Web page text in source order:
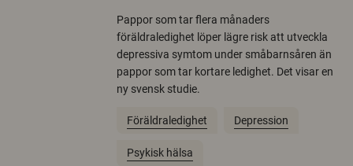
Pappor som tar flera månaders
föräldraledighet löper lägre risk att utveckla
depressiva symtom under småbarnsåren än
pappor som tar kortare ledighet. Det visar en
ny svensk studie.
Föräldraledighet Depression
Psykisk hälsa